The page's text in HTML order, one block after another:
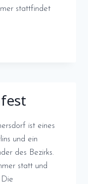
stattfindet
ist eines
und ein
des Bezirks.
statt und
Die